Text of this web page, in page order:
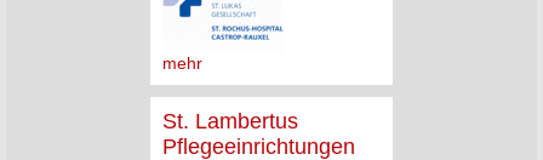
mehr
St. Lambertus
Pflegeeinrichtungen